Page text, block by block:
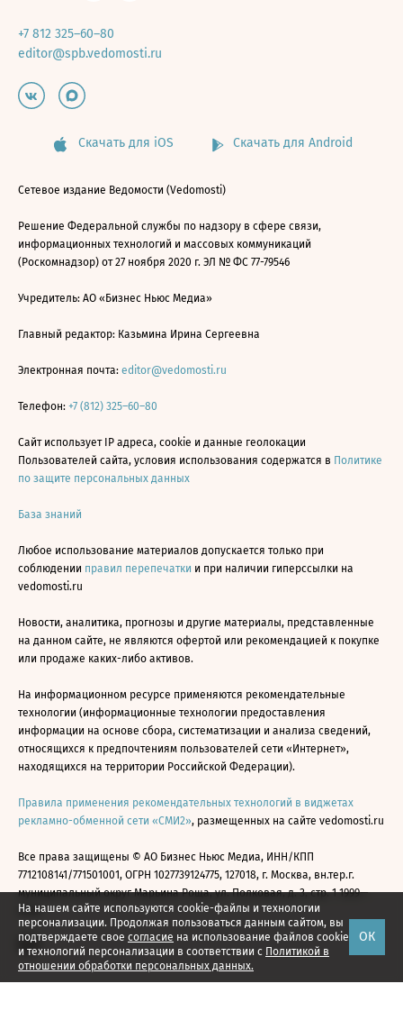
На нашем сайте используются cookie-файлы и технологии
персонализации. Продолжая пользоваться данным сайтом, вы
подтверждаете свое согласие на использование файлов cookie
и технологий персонализации в соответствии с Политикой в
отношении обработки персональных данных.
ОК
+7 812 325–60–80
editor@spb.vedomosti.ru
Скачать для iOS Скачать для Android
Сетевое издание Ведомости (Vedomosti)
Решение Федеральной службы по надзору в сфере связи,
информационных технологий и массовых коммуникаций
(Роскомнадзор) от 27 ноября 2020 г. ЭЛ № ФС 77-79546
Учредитель: АО «Бизнес Ньюс Медиа»
Главный редактор: Казьмина Ирина Сергеевна
Электронная почта: editor@vedomosti.ru
Телефон: +7 (812) 325–60–80
Сайт использует IP адреса, cookie и данные геолокации
Пользователей сайта, условия использования содержатся в Политике
по защите персональных данных
База знаний
Любое использование материалов допускается только при
соблюдении правил перепечатки и при наличии гиперссылки на
vedomosti.ru
Новости, аналитика, прогнозы и другие материалы, представленные
на данном сайте, не являются офертой или рекомендацией к покупке
или продаже каких-либо активов.
На информационном ресурсе применяются рекомендательные
технологии (информационные технологии предоставления
информации на основе сбора, систематизации и анализа сведений,
относящихся к предпочтениям пользователей сети «Интернет»,
находящихся на территории Российской Федерации).
Правила применения рекомендательных технологий в виджетах
рекламно-обменной сети «СМИ2», размещенных на сайте vedomosti.ru
Все права защищены © АО Бизнес Ньюс Медиа, ИНН/КПП
7712108141/771501001, ОГРН 1027739124775, 127018, г. Москва, вн.тер.г.
муниципальный округ Марьина Роща, ул. Полковая, д. 3, стр. 1 1999—
2026